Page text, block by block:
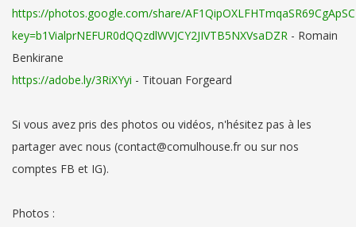
https://photos.google.com/share/
key=b1VialprNEFUR0dQQzdlWVJCY2JIVTB5NXVsaDZR - Romain
Benkirane
https://adobe.ly/3RiXYyi - Titouan Forgeard
Si vous avez pris des photos ou vidéos, n'hésitez pas à les
partager avec nous (contact@comulhouse.fr ou sur nos
comptes FB et IG).
Photos :